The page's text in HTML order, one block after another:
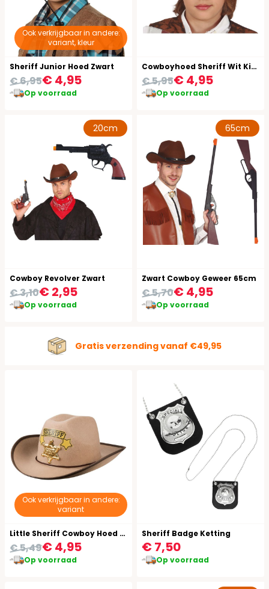
Ook verkrijgbaar in andere:
variant, kleur
Sheriff Junior Hoed Zwart
€ 4,95
€ 6,95
Op voorraad
Cowboyhoed Sheriff Wit Kind
€ 4,95
€ 5,95
Op voorraad
20cm
Cowboy Revolver Zwart
€ 2,95
€ 3,10
Op voorraad
65cm
Zwart Cowboy Geweer 65cm
€ 4,95
€ 5,70
Op voorraad
Gratis verzending vanaf €49,95
Ook verkrijgbaar in andere:
variant
Little Sheriff Cowboy Hoed Kind
€ 4,95
€ 5,49
Op voorraad
Sheriff Badge Ketting
€ 7,50
Op voorraad